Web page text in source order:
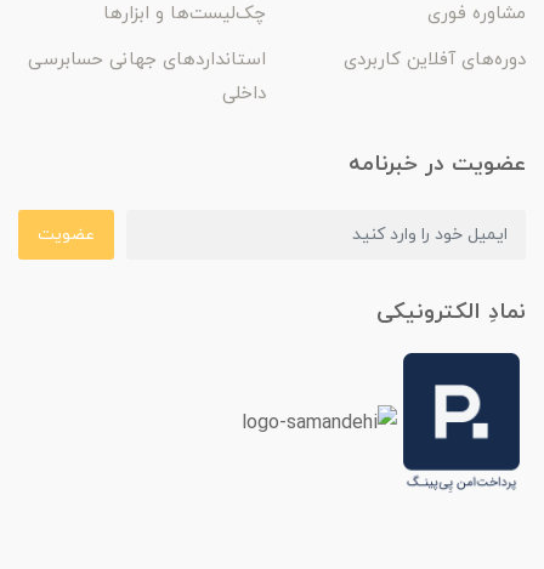
مشاوره فوری
چک‌لیست‌ها و ابزارها
دوره‌های آفلاین کاربردی
استانداردهای جهانی حسابرسی
داخلی
عضویت در خبرنامه
عضویت
نمادِ الکترونیکی